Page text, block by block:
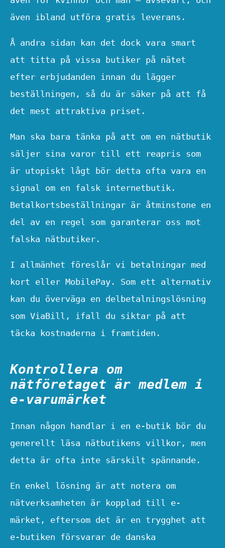
även ibland utföra gratis leverans.
Å andra sidan kan det dock vara smart
att titta på vissa butiker på nätet
efter erbjudanden innan du lägger
beställningen, så du är säker på att få
det mest attraktiva priset.
Man ska bara tänka på att om en nätbutik
säljer sina varor till ett reapris som
är utopiskt lågt bör detta ofta vara en
signal om en falsk internetbutik.
Betalkortsbeställningar är åtminstone en
del av en regel som garanterar oss mot
falska nätbutiker.
I allmänhet föreslår vi betalningar med
kort eller MobilePay. Som ett alternativ
kan du överväga en delbetalningslösning
som ViaBill, ifall du siktar på att
täcka kostnaderna i framtiden.
Kontrollera om
nätföretaget är medlem i
e-varumärket
Innan någon handlar i en e-butik bör du
generellt läsa nätbutikens villkor, men
detta är ofta inte särskilt spännande.
En enkel lösning är att notera om
nätverksamheten är kopplad till e-
märket, eftersom det är en trygghet att
e-butiken försvarar de danska